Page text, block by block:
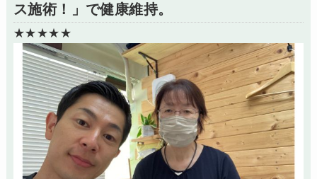
ス施術！」で健康維持。
★★★★★